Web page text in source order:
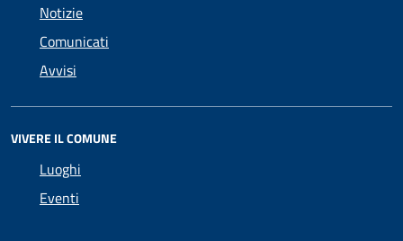
Notizie
Comunicati
Avvisi
VIVERE IL COMUNE
Luoghi
Eventi